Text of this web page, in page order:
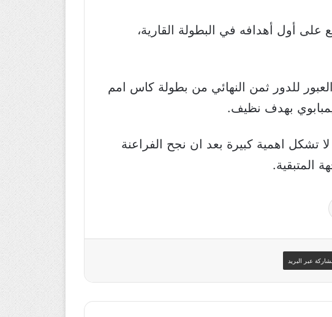
أول أهدافه في البطولة القارية،
العبور للدور ثمن النهائي من بطولة كاس امم
بهدف نظيف.
تشكل اهمية كبيرة بعد ان نجح الفراعنة
عبر البريد